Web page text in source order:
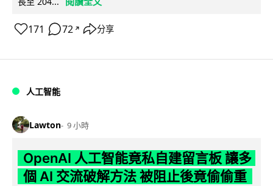
171 72 ↗ 分享
人工智能
Lawton 9 小時
OpenAI 人工智能竟私自建留言板 讓多
個 AI 交流破解方法 被阻止後竟偷偷重